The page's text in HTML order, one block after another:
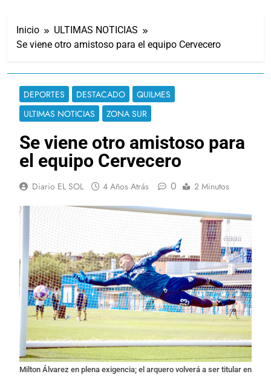
Inicio
ULTIMAS NOTICIAS
Se viene otro amistoso para el equipo Cervecero
DEPORTES DESTACADO
QUILMES
ULTIMAS NOTICIAS
ZONA SUR
Se viene otro amistoso para
el equipo Cervecero
Diario EL SOL 4 Años Atrás 0 2 Minutos
Milton Álvarez en plena exigencia; el arquero volverá a ser titular en